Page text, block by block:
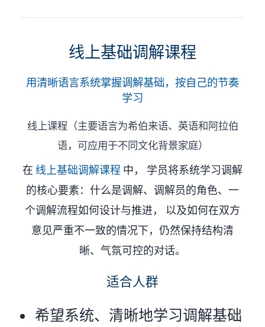
线上基础调解课程
用清晰语言系统掌握调解基础，按自己的节奏
学习
线上课程（主要语言为希伯来语、英语和阿拉伯
语，可应用于不同文化背景家庭）
在 线上基础调解课程 中， 学员将系统学习调解
的核心要素：什么是调解、调解员的角色、一
个调解流程如何设计与推进， 以及如何在双方
意见严重不一致的情况下，仍然保持结构清
晰、气氛可控的对话。
适合人群
希望系统、清晰地学习调解基础